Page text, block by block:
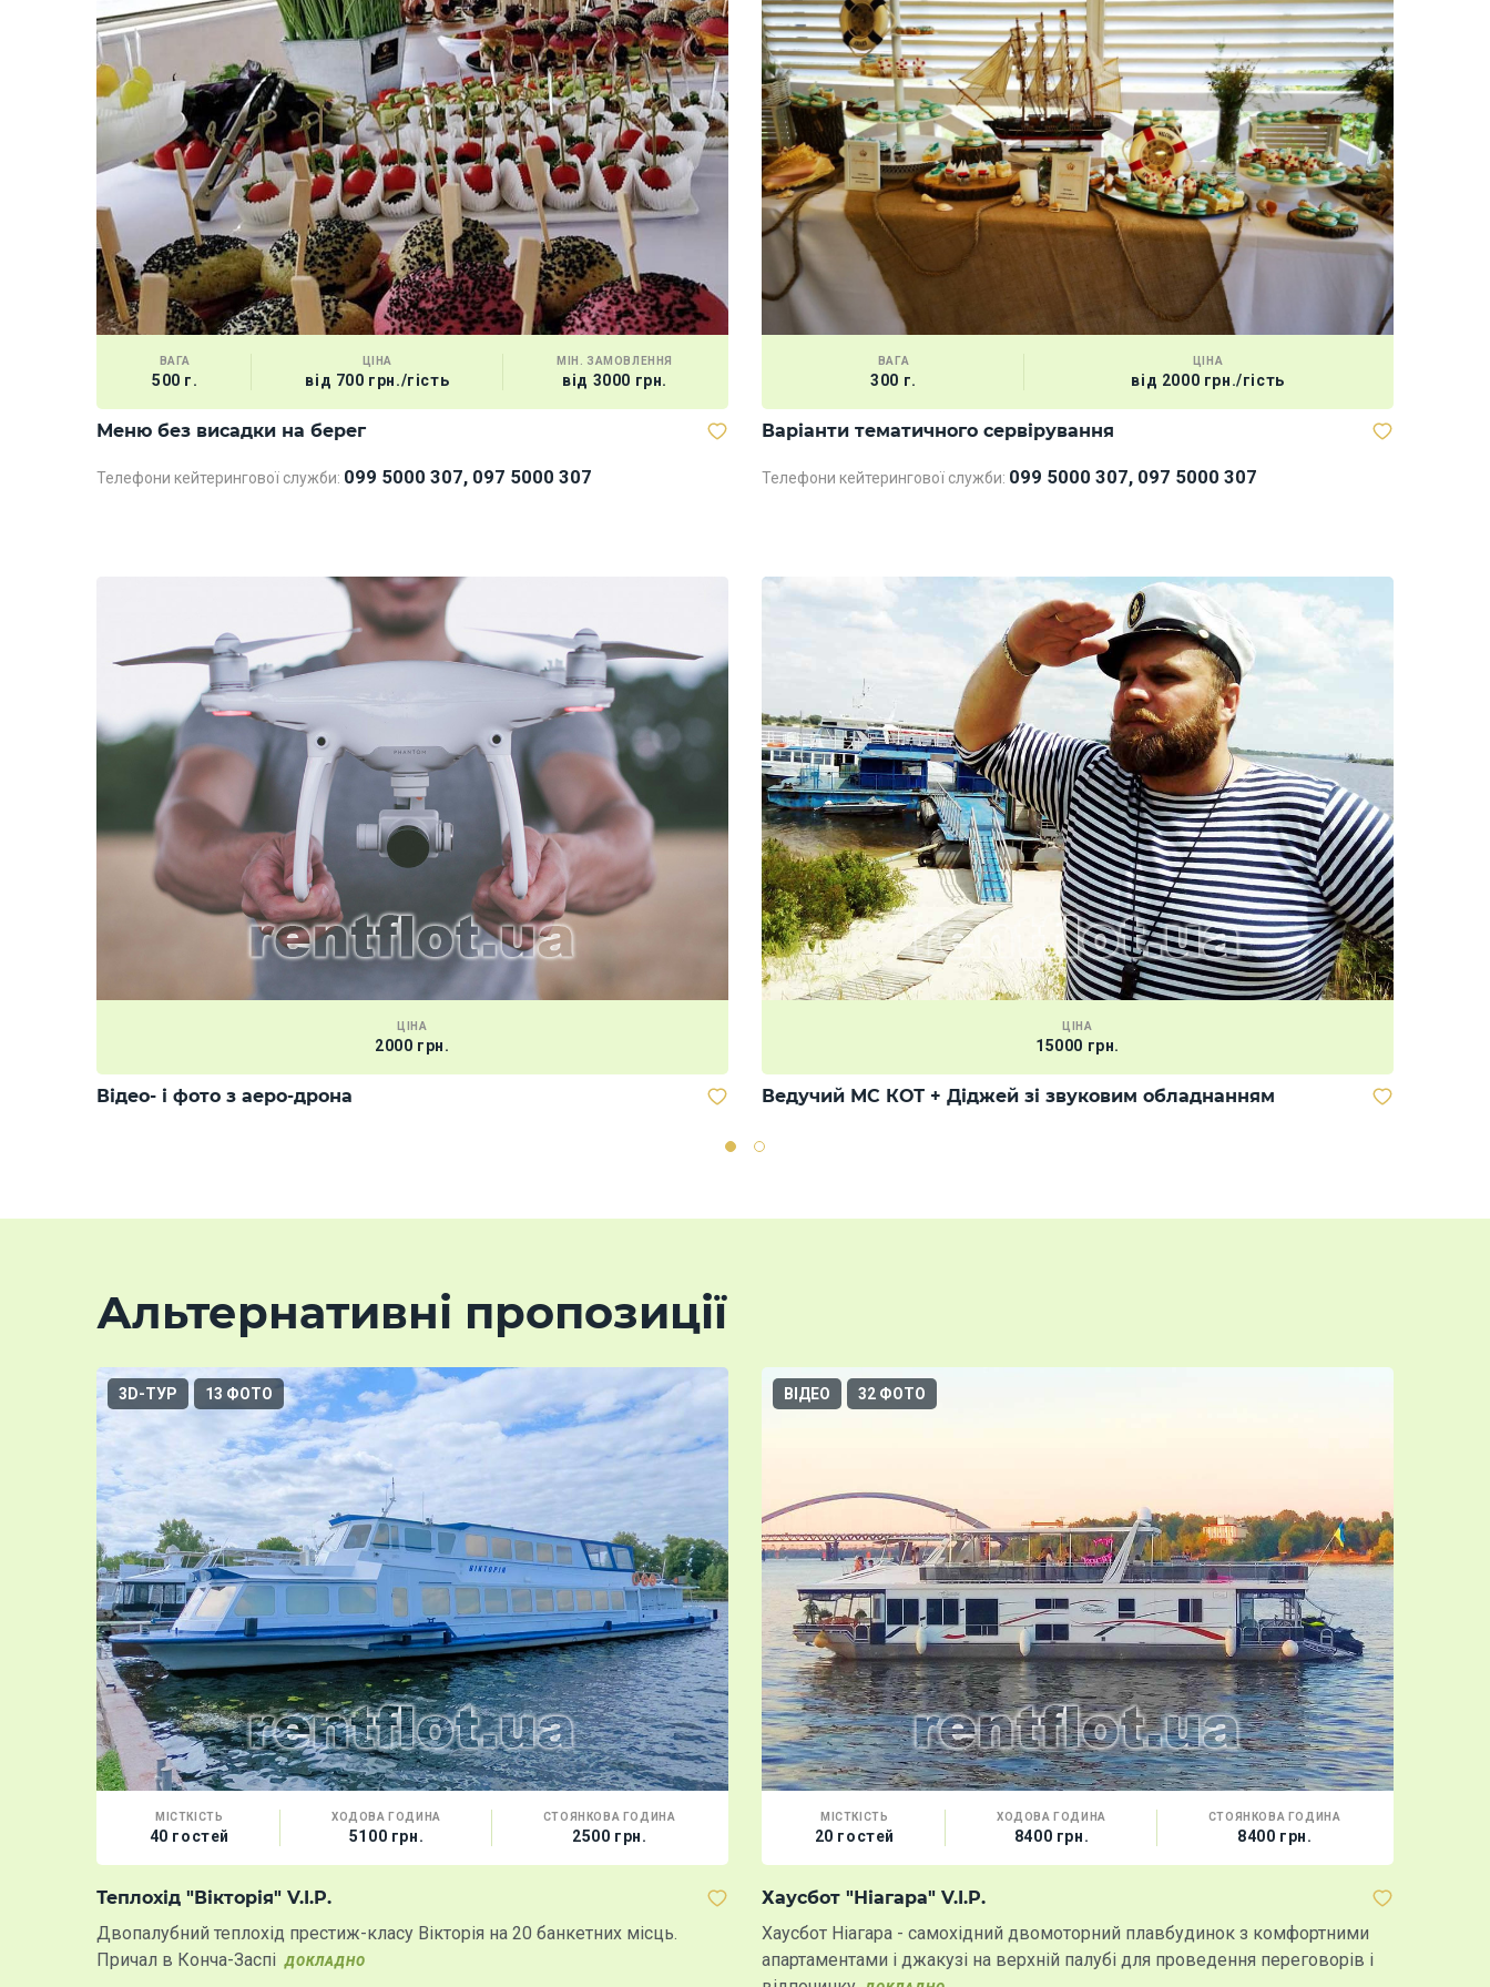
ВАГА
500 г.
ЦІНА
від 700 грн./гість
МІН. ЗАМОВЛЕННЯ
від 3000 грн.
Меню без висадки на берег
Телефони кейтерингової служби: 099 5000 307, 097 5000 307
ВАГА
300 г.
ЦІНА
від 2000 грн./гість
Варіанти тематичного сервірування
Телефони кейтерингової служби: 099 5000 307, 097 5000 307
ЦІНА
2000 грн.
Відео- і фото з аеро-дрона
ЦІНА
15000 грн.
Ведучий МС КОТ + Діджей зі звуковим обладнанням
Альтернативні пропозиції
3D-ТУР 13 ФОТО
МІСТКІСТЬ
40 гостей
ХОДОВА ГОДИНА
5100 грн.
СТОЯНКОВА ГОДИНА
2500 грн.
Теплохід "Вікторія" V.I.P.
Двопалубний теплохід престиж-класу Вікторія на 20 банкетних місць.
Причал в Конча-Заспі ДОКЛАДНО
ВІДЕО 32 ФОТО
МІСТКІСТЬ
20 гостей
ХОДОВА ГОДИНА
8400 грн.
СТОЯНКОВА ГОДИНА
8400 грн.
Хаусбот "Ніагара" V.I.P.
Хаусбот Ніагара - самохідний двомоторний плавбудинок з комфортними
апартаментами і джакузі на верхній палубі для проведення переговорів і